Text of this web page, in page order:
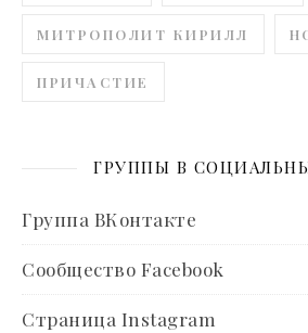
МИТРОПОЛИТ КИРИЛЛ
ПРИЧАСТИЕ
ГРУППЫ В
Группа ВКонтакте
Сообщество Facebook
Страница Instagram